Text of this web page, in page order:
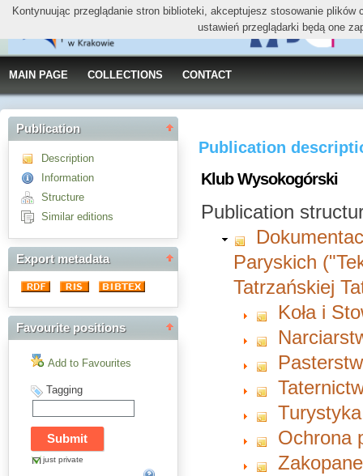
MAIN PAGE COLLECTIONS CONTACT
Publication
Description
Information
Structure
Similar editions
Export metadata
Favourite positions
Add to Favourites
Tagging
just private
Publication
Klub Wysokogórski
Publication
Paryskich
Tatrzańskiej
Koła i
Turystyka
Ochrona
Zakopane
Kontynuując przeglądanie stron biblioteki, akceptujesz stosowanie
ustawień przeglądarki będą one